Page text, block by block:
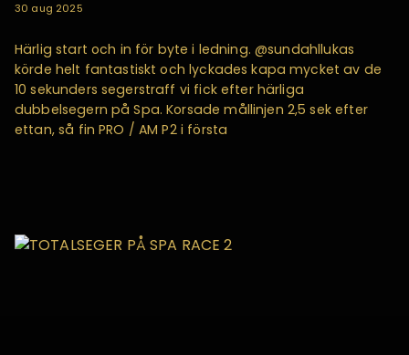
30 aug 2025
Härlig start och in för byte i ledning. @sundahllukas
körde helt fantastiskt och lyckades kapa mycket av de
10 sekunders segerstraff vi fick efter härliga
dubbelsegern på Spa. Korsade mållinjen 2,5 sek efter
ettan, så fin PRO / AM P2 i första